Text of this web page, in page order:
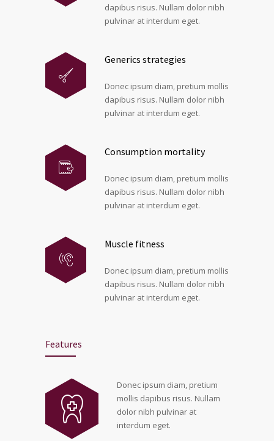
dapibus risus. Nullam dolor nibh
pulvinar at interdum eget.
Generics strategies
Donec ipsum diam, pretium mollis
dapibus risus. Nullam dolor nibh
pulvinar at interdum eget.
Consumption mortality
Donec ipsum diam, pretium mollis
dapibus risus. Nullam dolor nibh
pulvinar at interdum eget.
Muscle fitness
Donec ipsum diam, pretium mollis
dapibus risus. Nullam dolor nibh
pulvinar at interdum eget.
Features
Donec ipsum diam, pretium
mollis dapibus risus. Nullam
dolor nibh pulvinar at
interdum eget.